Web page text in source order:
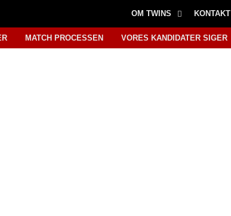
OM TWINS KONTAKT
MATCH PROCESSEN VORES KANDIDATER SIGER